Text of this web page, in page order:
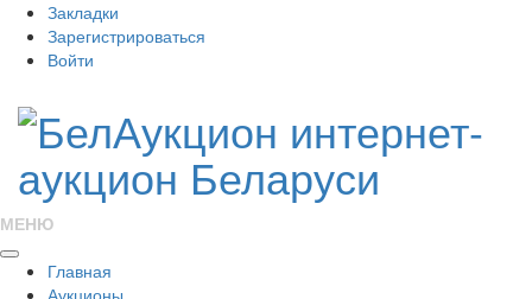
Закладки
Зарегистрироваться
Войти
МЕНЮ
Главная
Аукционы